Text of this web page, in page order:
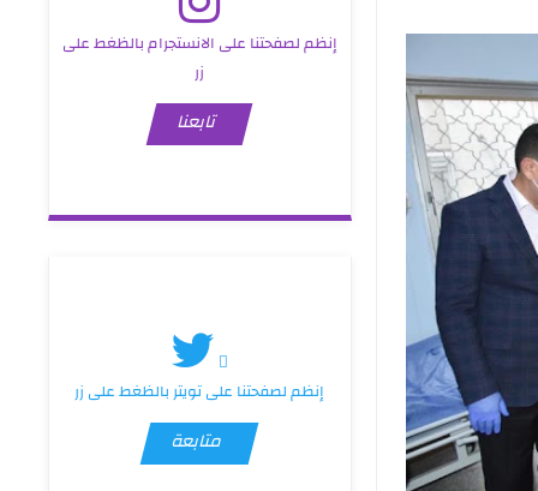
إنظم لصفحتنا على الانستجرام بالظغط على
زر
تابعنا
إنظم لصفحتنا على تويتر بالظغط على زر
متابعة